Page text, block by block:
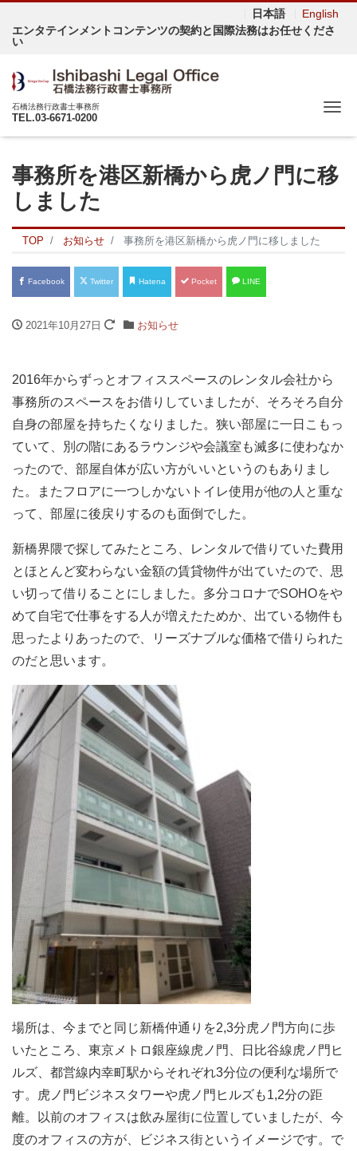
日本語
English
エンタテインメントコンテンツの契約と国際法務はお任せくださ
い
石橋法務行政書士事務所
TEL.03-6671-0200
事務所を港区新橋から虎ノ門に移
しました
TOP お知らせ 事務所を港区新橋から虎ノ門に移しました
Facebook Twitter Hatena Pocket LINE
2021年10月27日 お知らせ
2016年からずっとオフィススペースのレンタル会社から
事務所のスペースをお借りしていましたが、そろそろ自分
自身の部屋を持ちたくなりました。狭い部屋に一日こもっ
ていて、別の階にあるラウンジや会議室も滅多に使わなか
ったので、部屋自体が広い方がいいというのもありまし
た。またフロアに一つしかないトイレ使用が他の人と重な
って、部屋に後戻りするのも面倒でした。
新橋界隈で探してみたところ、レンタルで借りていた費用
とほとんど変わらない金額の賃貸物件が出ていたので、思
い切って借りることにしました。多分コロナでSOHOをや
めて自宅で仕事をする人が増えたためか、出ている物件も
思ったよりあったので、リーズナブルな価格で借りられた
のだと思います。
場所は、今までと同じ新橋仲通りを2,3分虎ノ門方向に歩
いたところ、東京メトロ銀座線虎ノ門、日比谷線虎ノ門ヒ
ルズ、都営線内幸町駅からそれぞれ3分位の便利な場所で
す。虎ノ門ビジネスタワーや虎ノ門ヒルズも1,2分の距
離。以前のオフィスは飲み屋街に位置していましたが、今
度のオフィスの方が、ビジネス街というイメージです。で